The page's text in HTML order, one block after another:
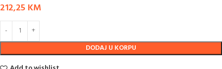
212,25 KM
DODAJ U KORPU